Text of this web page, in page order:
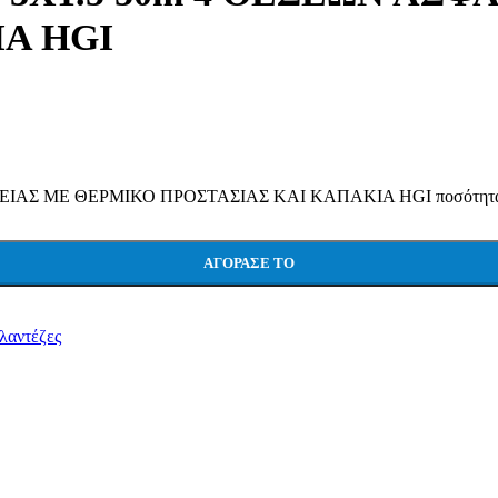
HGI
ΜΕ ΘΕΡΜΙΚΟ ΠΡΟΣΤΑΣΙΑΣ ΚΑΙ ΚΑΠΑΚΙΑ HGI
ΑΓΌΡΑΣΕ ΤΟ